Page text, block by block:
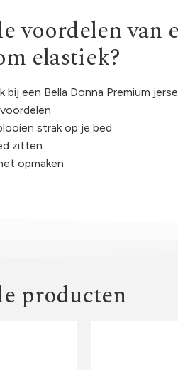
voordelen van
elastiek?
bij een Bella Donna Premium
strak op je bed
zitten
opmaken
producten